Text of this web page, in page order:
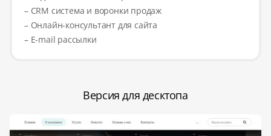
– CRM система и воронки продаж
– Онлайн-консультант для сайта
– E-mail рассылки
Версия для десктопа